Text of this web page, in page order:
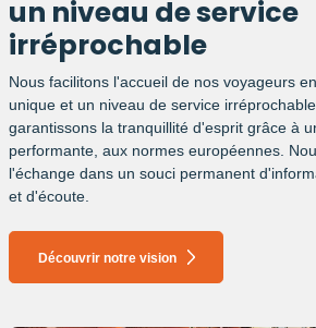
un niveau de service
irréprochable
Nous facilitons l'accueil de nos voyageurs
unique et un niveau de service
garantissons la tranquillité d'esprit grâce à
performante, aux normes européennes.
l'échange dans un souci permanent
et d'écoute.
Découvrir notre vision